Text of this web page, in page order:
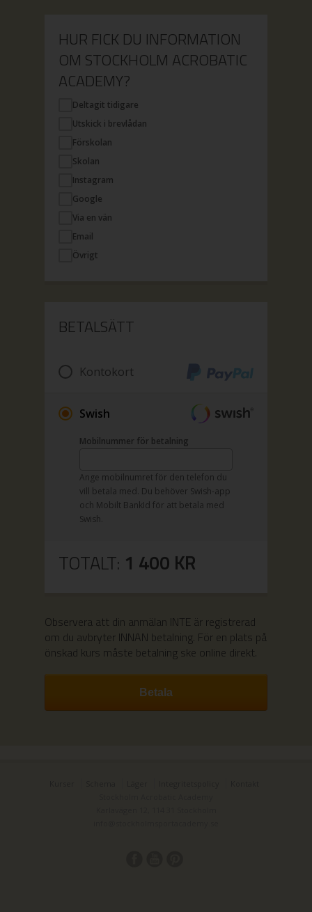
HUR FICK DU INFORMATION
OM STOCKHOLM ACROBATIC
ACADEMY?
Deltagit tidigare
Utskick i brevlådan
Förskolan
Skolan
Instagram
Google
Via en vän
Email
Övrigt
BETALSÄTT
Kontokort
Swish
Mobilnummer för betalning
Ange mobilnumret för den telefon du
vill betala med. Du behöver Swish-app
och Mobilt BankId för att betala med
Swish.
TOTALT: 1 400 KR
Observera att din anmälan INTE är registrerad
om du avbryter INNAN betalning. För en plats på
önskad kurs måste betalning ske online direkt.